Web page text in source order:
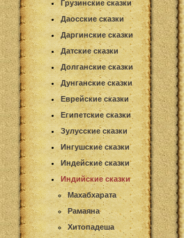
Грузинские сказки
Даосские сказки
Даргинские сказки
Датские сказки
Долганские сказки
Дунганские сказки
Еврейские сказки
Египетские сказки
Зулусские сказки
Ингушские сказки
Индейские сказки
Индийские сказки
Махабхарата
Рамаяна
Хитопадеша